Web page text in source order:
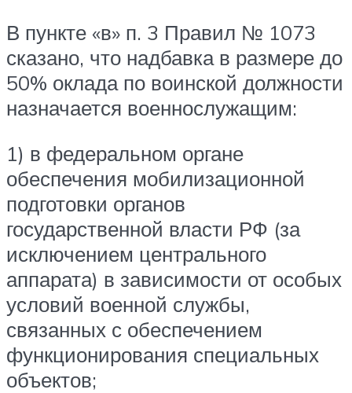
В пункте «в» п. 3 Правил № 1073
сказано, что надбавка в размере до
50% оклада по воинской должности
назначается военнослужащим:
1) в федеральном органе
обеспечения мобилизационной
подготовки органов
государственной власти РФ (за
исключением центрального
аппарата) в зависимости от особых
условий военной службы,
связанных с обеспечением
функционирования специальных
объектов;